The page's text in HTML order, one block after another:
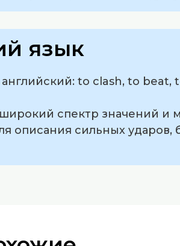
язык
английский: to clash, to beat,
широкий спектр значений и
описания сильных